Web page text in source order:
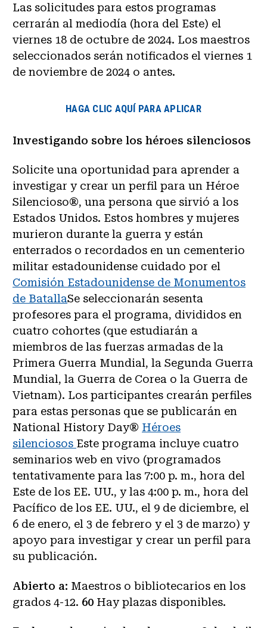
Las solicitudes para estos programas
cerrarán al mediodía (hora del Este) el
viernes 18 de octubre de 2024. Los maestros
seleccionados serán notificados el viernes 1
de noviembre de 2024 o antes.
HAGA CLIC AQUÍ PARA APLICAR
Investigando sobre los héroes silenciosos
Solicite una oportunidad para aprender a
investigar y crear un perfil para un Héroe
Silencioso®, una persona que sirvió a los
Estados Unidos. Estos hombres y mujeres
murieron durante la guerra y están
enterrados o recordados en un cementerio
militar estadounidense cuidado por el
Comisión Estadounidense de Monumentos
de BatallaSe seleccionarán sesenta
profesores para el programa, divididos en
cuatro cohortes (que estudiarán a
miembros de las fuerzas armadas de la
Primera Guerra Mundial, la Segunda Guerra
Mundial, la Guerra de Corea o la Guerra de
Vietnam). Los participantes crearán perfiles
para estas personas que se publicarán en
National History Day® Héroes
silenciosos Este programa incluye cuatro
seminarios web en vivo (programados
tentativamente para las 7:00 p. m., hora del
Este de los EE. UU., y las 4:00 p. m., hora del
Pacífico de los EE. UU., el 9 de diciembre, el
6 de enero, el 3 de febrero y el 3 de marzo) y
apoyo para investigar y crear un perfil para
su publicación.
Abierto a: Maestros o bibliotecarios en los
grados 4-12. 60 Hay plazas disponibles.